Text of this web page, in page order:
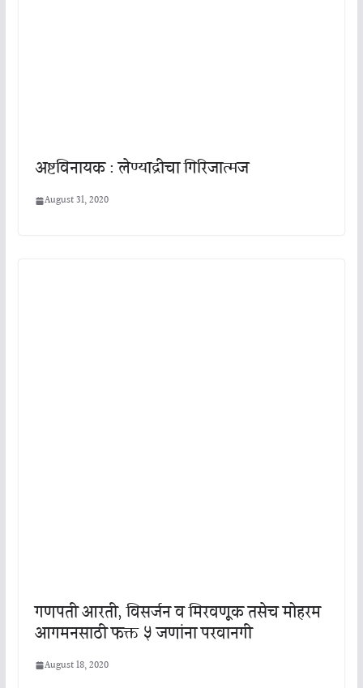
अष्टविनायक : लेण्याद्रीचा गिरिजात्मज
August 31, 2020
गणपती आरती, विसर्जन व मिरवणूक तसेच मोहरम
आगमनसाठी फक्त ५ जणांना परवानगी
August 18, 2020